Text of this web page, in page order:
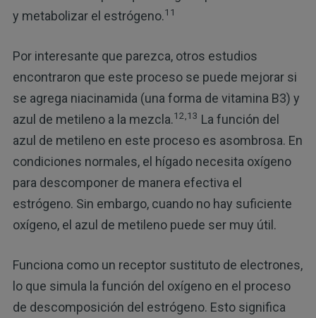
y metabolizar el estrógeno.11
Por interesante que parezca, otros estudios
encontraron que este proceso se puede mejorar si
se agrega niacinamida (una forma de vitamina B3) y
azul de metileno a la mezcla.12,13 La función del
azul de metileno en este proceso es asombrosa. En
condiciones normales, el hígado necesita oxígeno
para descomponer de manera efectiva el
estrógeno. Sin embargo, cuando no hay suficiente
oxígeno, el azul de metileno puede ser muy útil.
Funciona como un receptor sustituto de electrones,
lo que simula la función del oxígeno en el proceso
de descomposición del estrógeno. Esto significa